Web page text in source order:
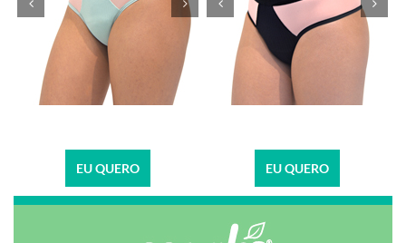
EU QUERO EU QUERO